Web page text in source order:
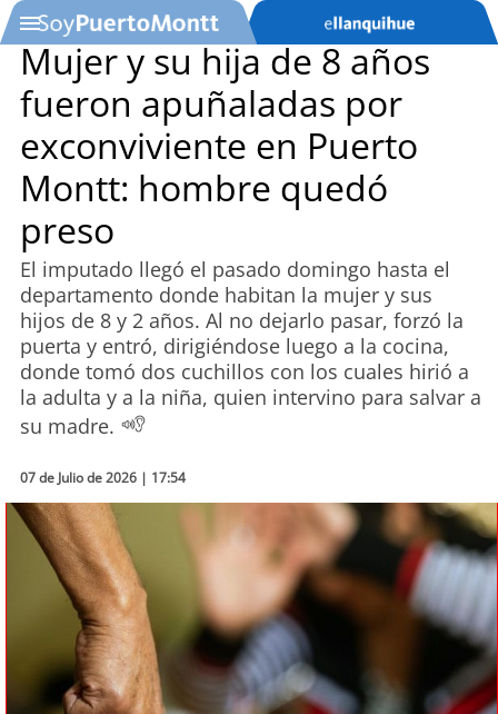
Podcast
Actualidad
Entretención
Economía
Deportes
Sostenibilidad
soychile
soyarica
soyiquique
Mujer y su hija de 8 años
fueron apuñaladas por
exconviviente en Puerto
Montt: hombre quedó
preso
El imputado llegó el pasado domingo hasta el
departamento donde habitan la mujer y sus
hijos de 8 y 2 años. Al no dejarlo pasar, forzó la
puerta y entró, dirigiéndose luego a la cocina,
donde tomó dos cuchillos con los cuales hirió a
la adulta y a la niña, quien intervino para salvar a
su madre.
07 de Julio de 2026 | 17:54